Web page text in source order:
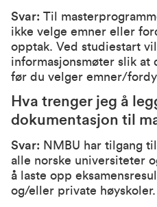
Svar: Til
ikke velge emner eller
opptak. Ved studiestart
informasjonsmøter slik at
før du velger emner/
Hva trenger jeg å
dokumentasjon til
Svar: NMBU har tilgang
alle norske universiteter
å laste opp
og/eller private høyskoler.